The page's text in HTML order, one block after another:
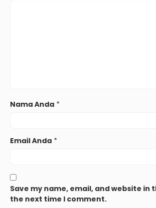
Nama Anda *
Email Anda *
Save my name, email, and website in
the next time I comment.